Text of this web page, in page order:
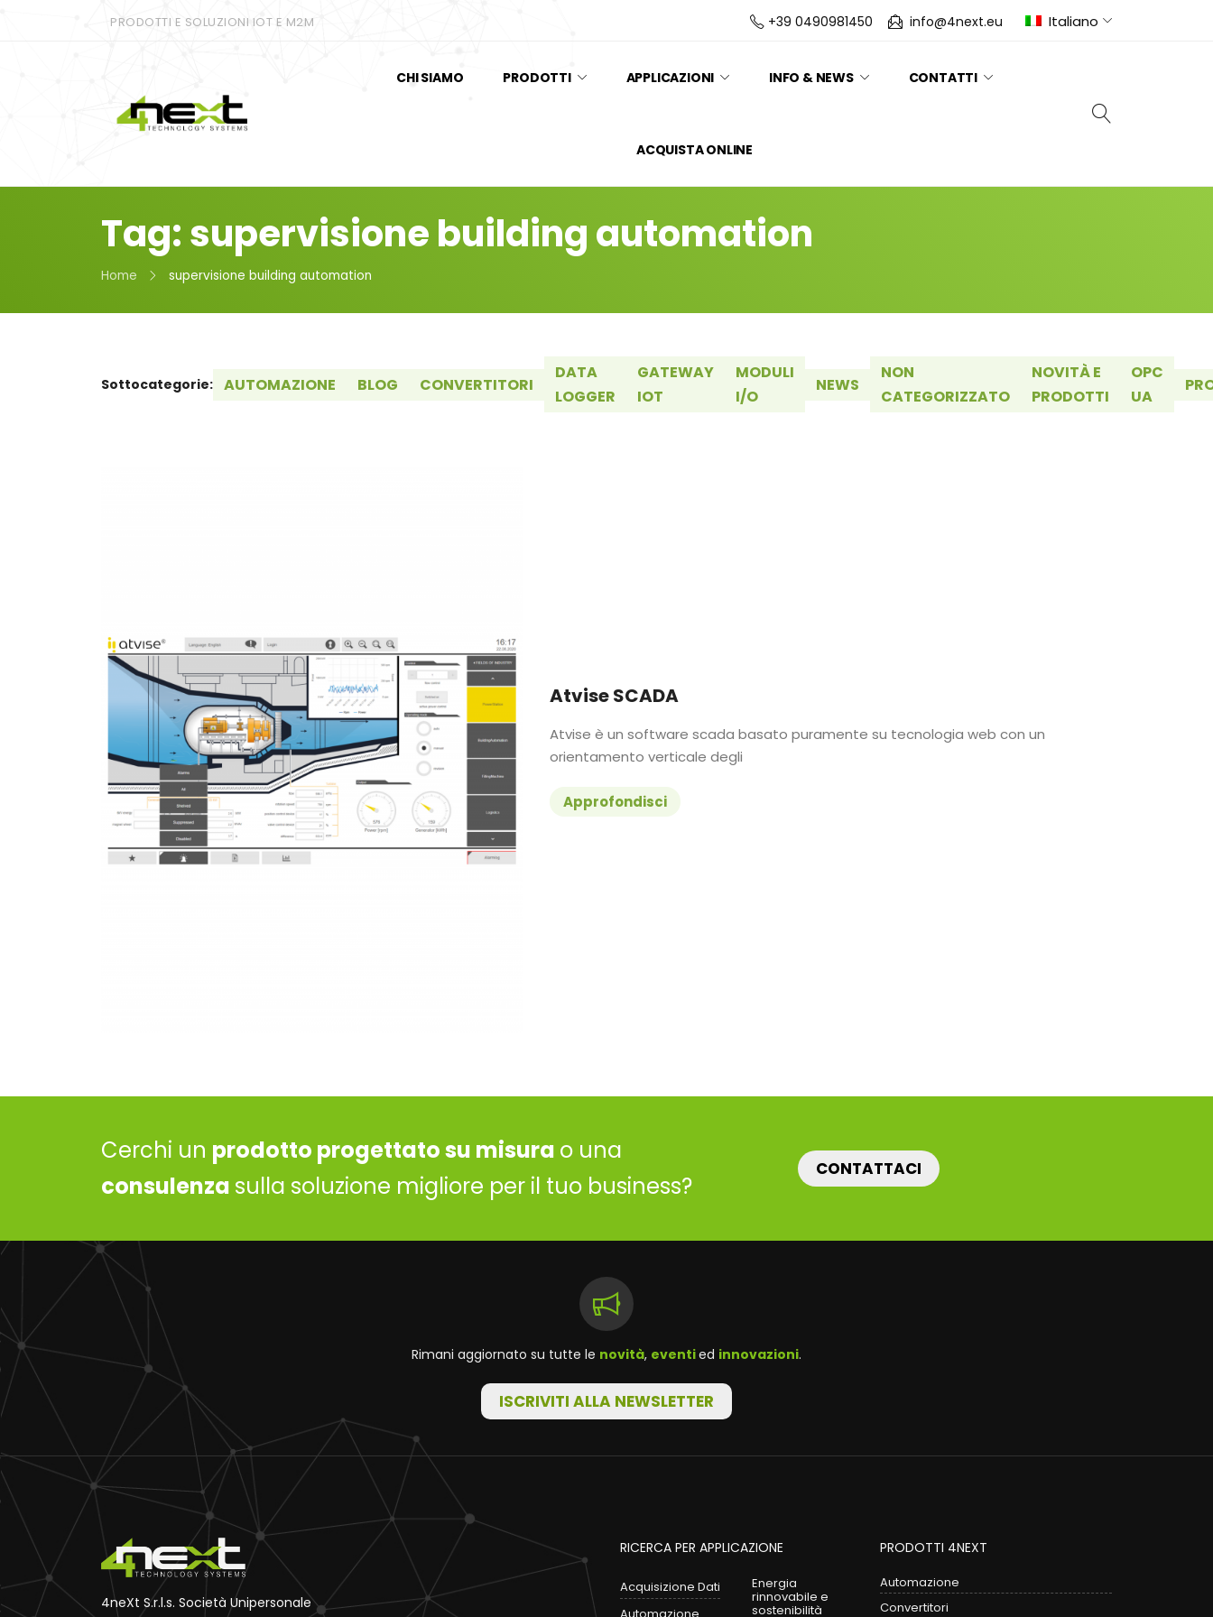
PRODOTTI E SOLUZIONI IOT E M2M +39 0490981450 info@4next.eu Italiano
CHI SIAMO PRODOTTI APPLICAZIONI INFO & NEWS CONTATTI
ACQUISTA ONLINE
Tag: supervisione building automation
Home supervisione building automation
Sottocategorie: AUTOMAZIONE BLOG CONVERTITORI
DATA
LOGGER
GATEWAY
IOT
MODULI
I/O
NEWS
NON
CATEGORIZZATO
NOVITÀ E
PRODOTTI
OPC
UA
Atvise SCADA
Atvise è un software scada basato puramente su tecnologia web con un
orientamento verticale degli
Approfondisci
Cerchi un prodotto progettato su misura o una
consulenza sulla soluzione migliore per il tuo business?
CONTATTACI
Rimani aggiornato su tutte le novità, eventied innovazioni.
ISCRIVITI ALLA NEWSLETTER
4neXt S.r.l.s. Società Unipersonale
RICERCA PER APPLICAZIONE
Acquisizione Dati
Energia
rinnovabile e
sostenibilità
PRODOTTI 4NEXT
Automazione
Convertitori